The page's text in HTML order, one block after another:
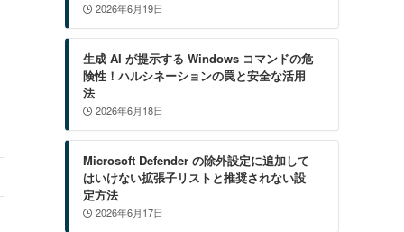
2026年6月19日
生成 AI が提示する Windows コマンドの危
険性！ハルシネーションの罠と安全な活用
法
2026年6月18日
Microsoft Defender の除外設定に追加して
はいけない拡張子リストと推奨されない設
定方法
2026年6月17日